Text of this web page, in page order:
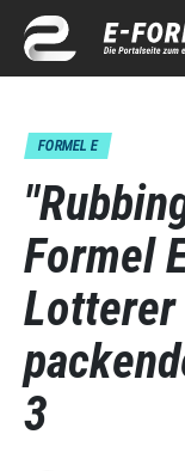
FORMEL E
Formel
Lotterer
3